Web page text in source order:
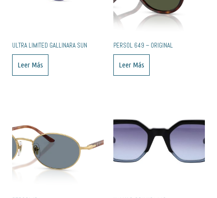
ULTRA LIMITED GALLINARA SUN
Leer Más
PERSOL 649 – ORIGINAL
Leer Más